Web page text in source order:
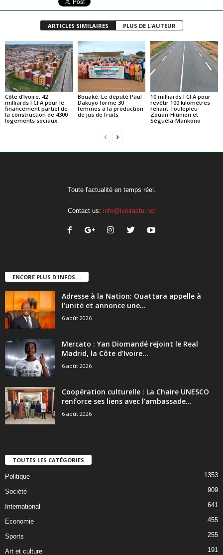
ARTICLES SIMILAIRES PLUS DE L'AUTEUR
Côte d’Ivoire: 42
milliards FCFA pour le
financement partiel de
la construction de 4300
logements sociaux
Bouaké: Le député Paul
Dakuyo forme 30
femmes à la production
de jus de fruits
10 milliards FCFA pour
revêtir 100 kilomètres
reliant Toulepleu-
Zouan-Hiunien et
Séguéla-Mankono
Toute l'actualité en temps réel.
Contact us: info@ivoiractu.net
ENCORE PLUS D'INFOS....
Adresse à la Nation: Ouattara appelle à
l’unité et annonce une...
6 août 2026
Mercato : Yan Diomandé rejoint le Real
Madrid, la Côte d’Ivoire...
6 août 2026
Coopération culturelle : La Chaire UNESCO
renforce ses liens avec l’ambassade...
6 août 2026
TOUTES LES CATÉGORIES
Politique 1353
Société 909
International 641
Economie 455
Sports 255
Art et culture 191